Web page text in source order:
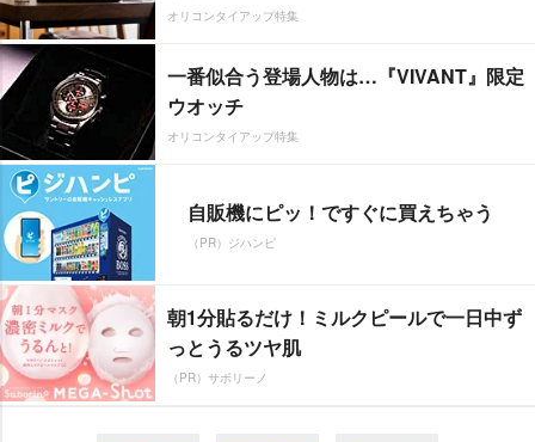
オリコンタイアップ特集
一番似合う登場人物は…『VIVANT』限定
ウオッチ
オリコンタイアップ特集
自販機にピッ！ですぐに買えちゃう
（PR）ジハンピ
朝1分貼るだけ！ミルクピールで一日中ず
っとうるツヤ肌
（PR）サボリーノ